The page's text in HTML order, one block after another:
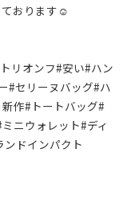
おります☺︎
リオンフ#安い#ハン
#セリーヌバッグ#ハ
作#トートバッグ#
ニウォレット#ディ
ドインパクト